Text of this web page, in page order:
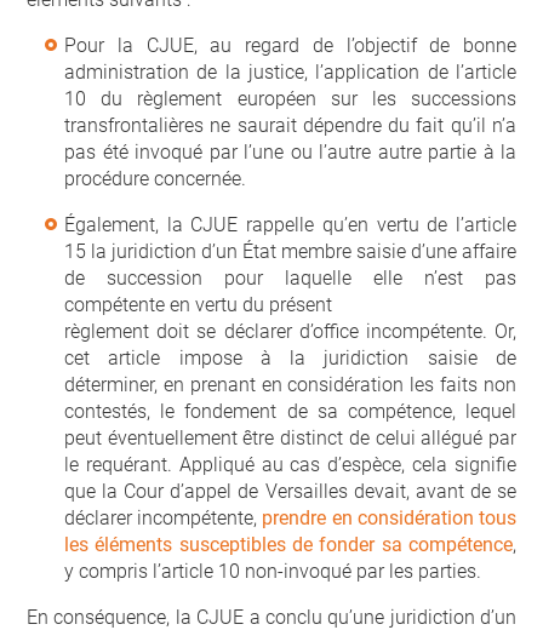
Pour la CJUE, au regard de l’objectif de bonne
administration de la justice, l’application de l’article
10 du règlement européen sur les successions
transfrontalières ne saurait dépendre du fait qu’il n’a
pas été invoqué par l’une ou l’autre autre partie à la
procédure concernée.
Également, la CJUE rappelle qu’en vertu de l’article
15 la juridiction d’un État membre saisie d’une affaire
de succession pour laquelle elle n’est pas
compétente en vertu du présent
règlement doit se déclarer d’office incompétente. Or,
cet article impose à la juridiction saisie de
déterminer, en prenant en considération les faits non
contestés, le fondement de sa compétence, lequel
peut éventuellement être distinct de celui allégué par
le requérant. Appliqué au cas d’espèce, cela signifie
que la Cour d’appel de Versailles devait, avant de se
déclarer incompétente, prendre en considération tous
les éléments susceptibles de fonder sa compétence,
y compris l’article 10 non-invoqué par les parties.
En conséquence, la CJUE a conclu qu’une juridiction d’un